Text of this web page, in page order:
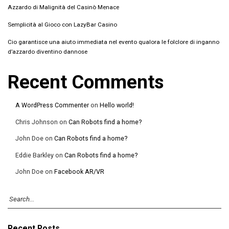
Azzardo di Malignità del Casinò Menace
Semplicità al Gioco con LazyBar Casino
Cio garantisce una aiuto immediata nel evento qualora le folclore di inganno
d’azzardo diventino dannose
Recent Comments
A WordPress Commenter on Hello world!
Chris Johnson on Can Robots find a home?
John Doe on Can Robots find a home?
Eddie Barkley on Can Robots find a home?
John Doe on Facebook AR/VR